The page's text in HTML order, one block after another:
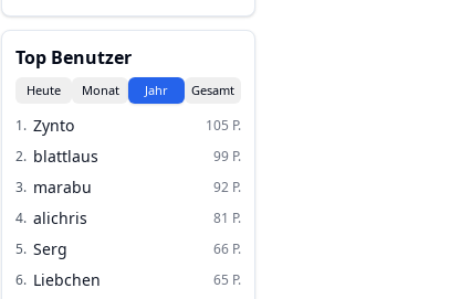
Top Benutzer
Heute Monat Jahr Gesamt
1. Zynto 105 P.
2. blattlaus 99 P.
3. marabu 92 P.
4. alichris 81 P.
5. Serg 66 P.
6. Liebchen 65 P.